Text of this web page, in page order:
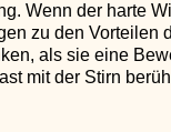
Wenn der harte
zu den Vorteilen
als sie eine
mit der Stirn